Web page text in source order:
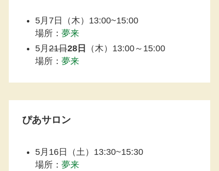
5月7日（木）13:00~15:00
場所： 夢来
5月21日28日
（木）13:00～15:00
場所： 夢来
ぴあサロン
5月16日（土）13:30~15:30
場所： 夢来